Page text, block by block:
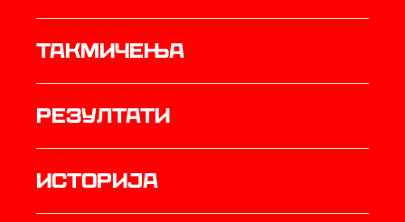
Такмичења
резултати
историја